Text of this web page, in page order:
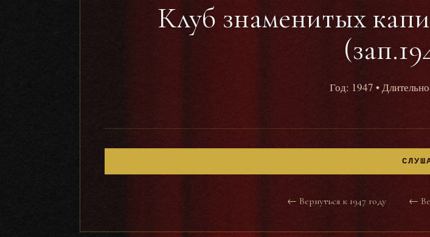
Клуб знаменитых
Год: 1947 •
← Вернуться к 1947 году ←